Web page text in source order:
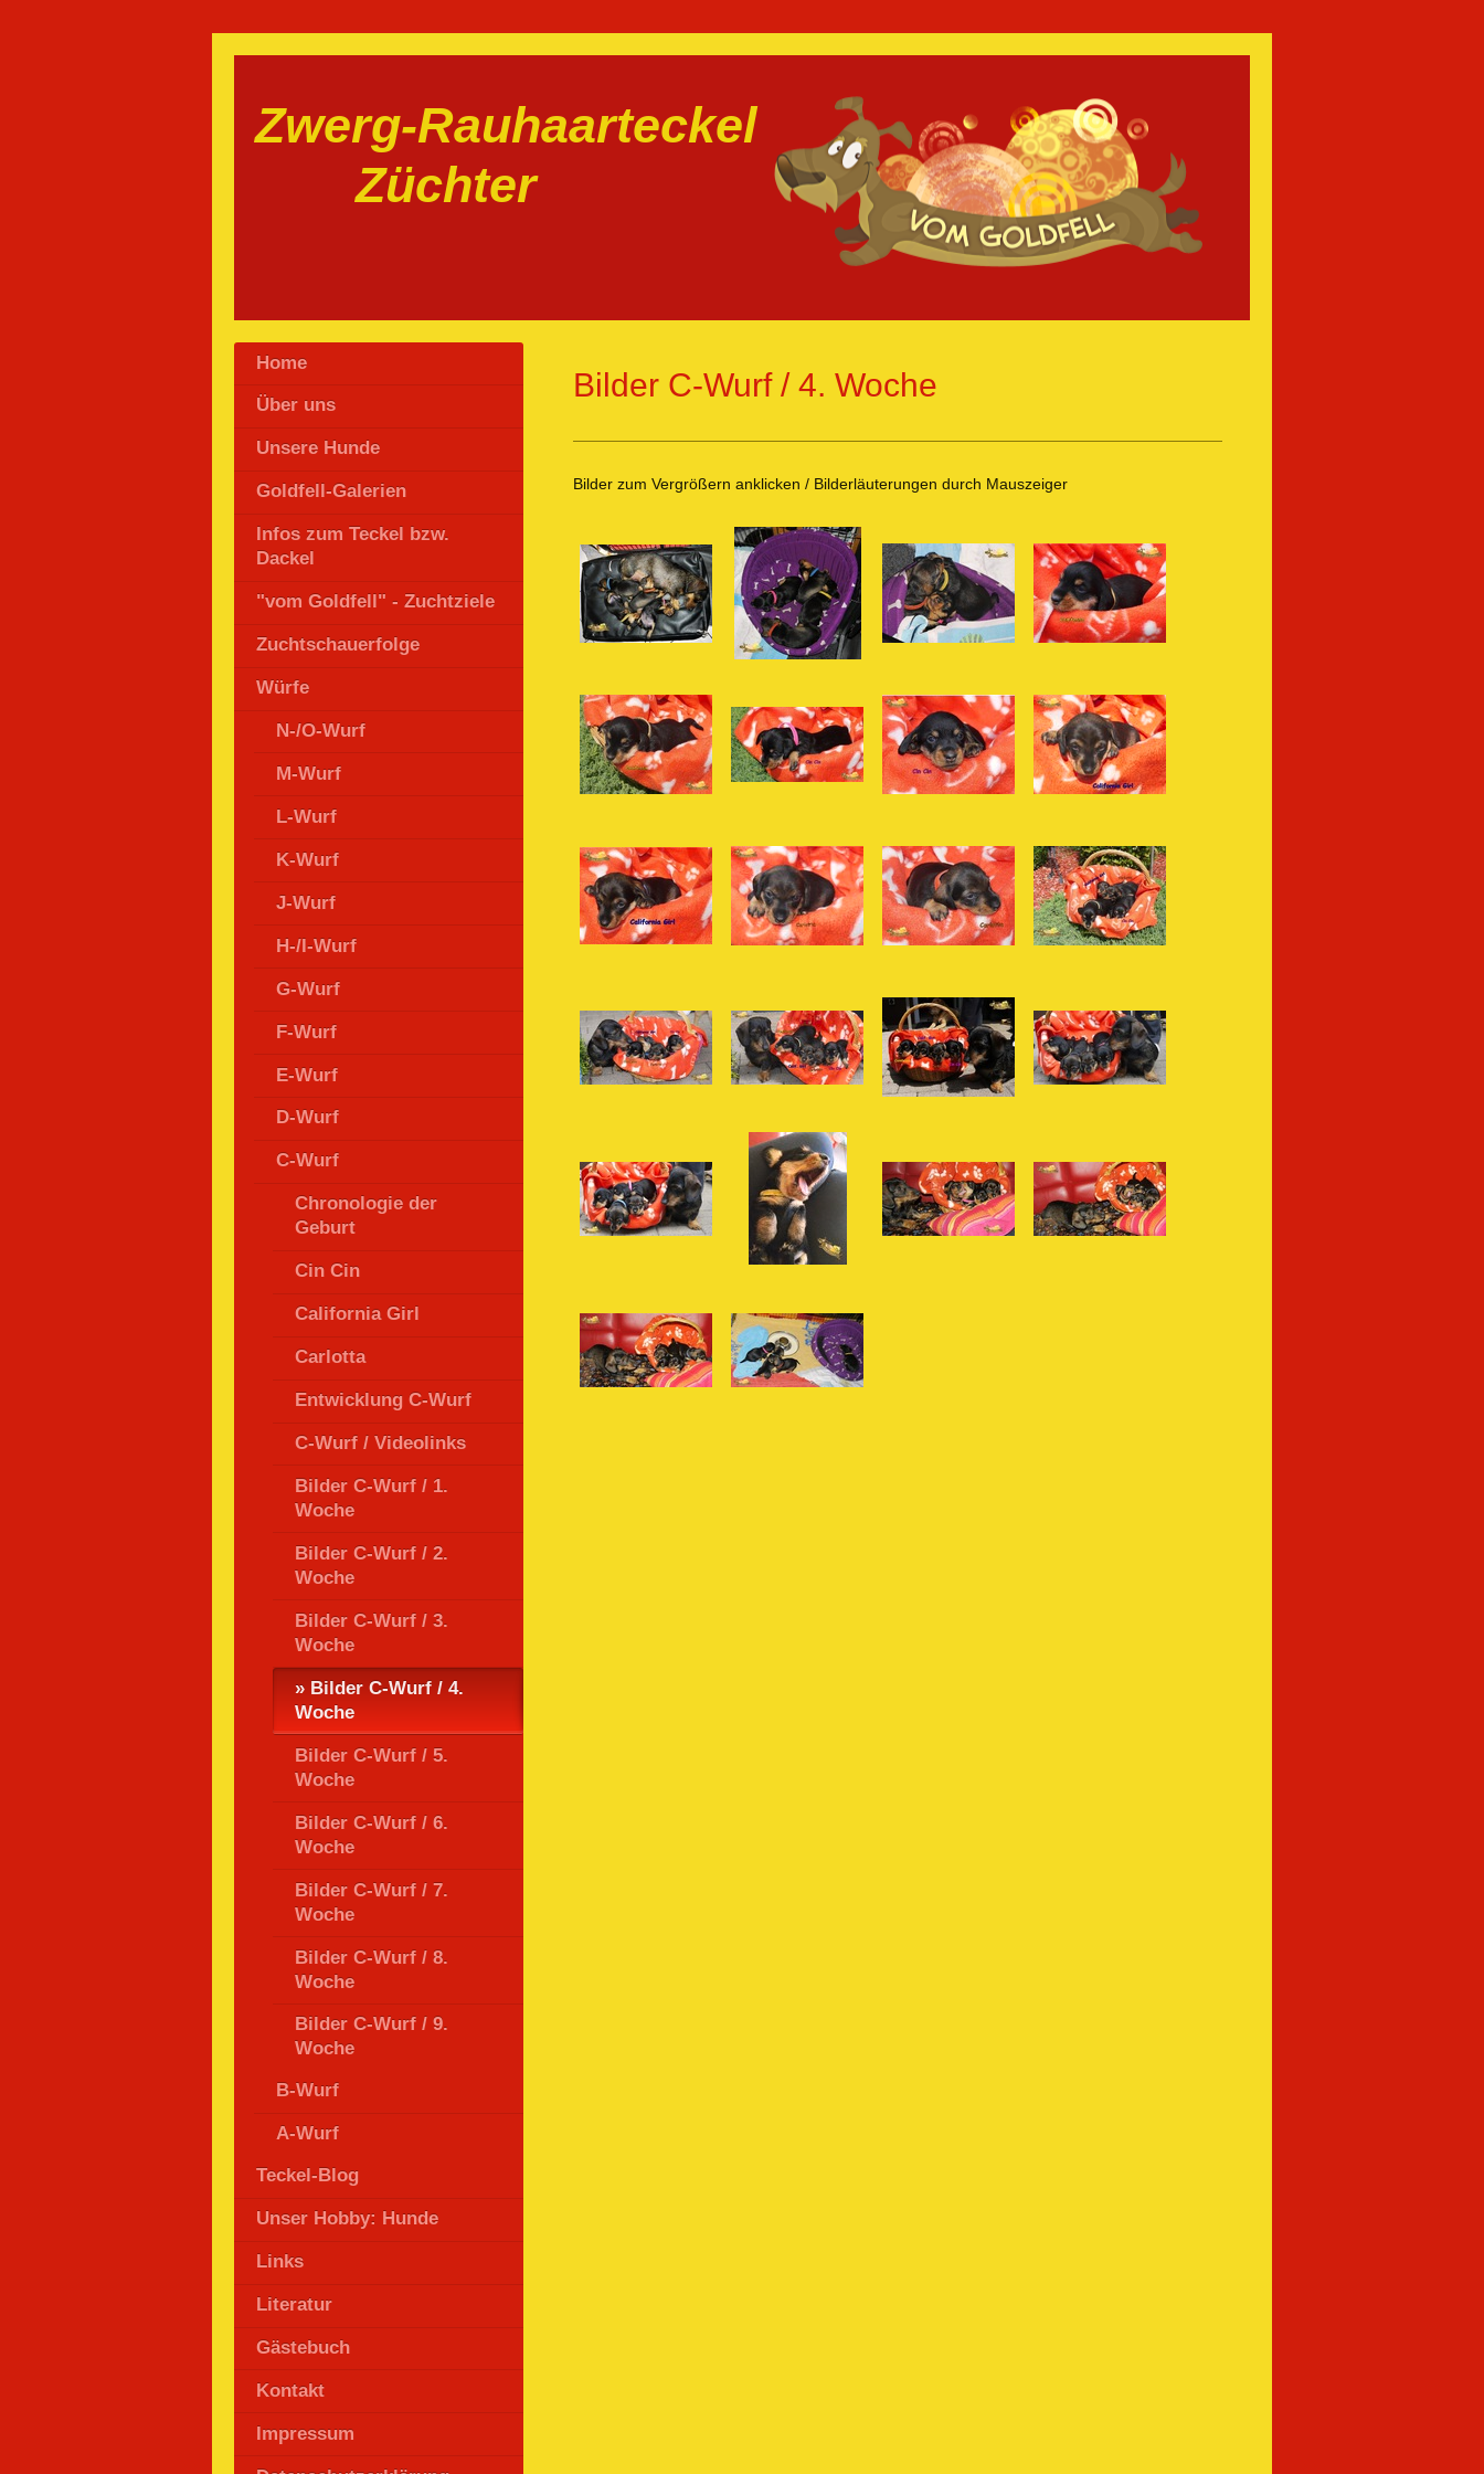
Zwerg-Rauhaarteckel
Züchter
Bilder C-Wurf / 4. Woche
Bilder zum Vergrößern anklicken / Bilderläuterungen durch Mauszeiger
Home
Über uns
Unsere Hunde
Goldfell-Galerien
Infos zum Teckel bzw.
Dackel
"vom Goldfell" - Zuchtziele
Zuchtschauerfolge
Würfe
N-/O-Wurf
M-Wurf
L-Wurf
K-Wurf
J-Wurf
H-/I-Wurf
G-Wurf
F-Wurf
E-Wurf
D-Wurf
C-Wurf
Chronologie der
Geburt
Cin Cin
California Girl
Carlotta
Entwicklung C-Wurf
C-Wurf / Videolinks
Bilder C-Wurf / 1.
Woche
Bilder C-Wurf / 2.
Woche
Bilder C-Wurf / 3.
Woche
Bilder C-Wurf / 4.
Woche
Bilder C-Wurf / 5.
Woche
Bilder C-Wurf / 6.
Woche
Bilder C-Wurf / 7.
Woche
Bilder C-Wurf / 8.
Woche
Bilder C-Wurf / 9.
Woche
B-Wurf
A-Wurf
Teckel-Blog
Unser Hobby: Hunde
Links
Literatur
Gästebuch
Kontakt
Impressum